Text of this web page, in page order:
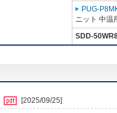
PUG-
ニット 中温
SDD-
[2025/09/25]